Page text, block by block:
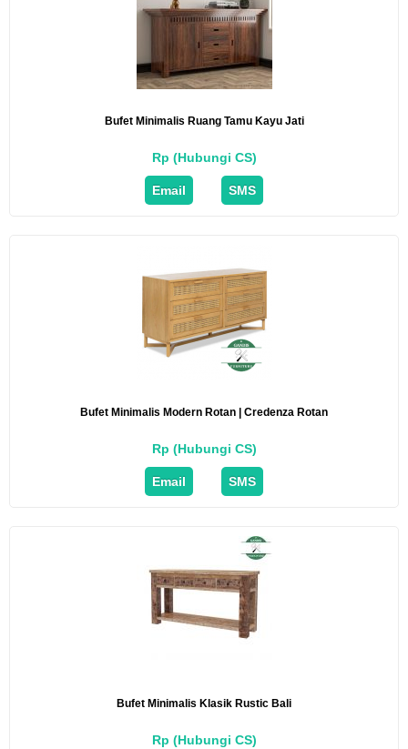
Bufet Minimalis Ruang Tamu Kayu Jati
Rp (Hubungi CS)
Email SMS
Bufet Minimalis Modern Rotan | Credenza Rotan
Rp (Hubungi CS)
Email SMS
Bufet Minimalis Klasik Rustic Bali
Rp (Hubungi CS)